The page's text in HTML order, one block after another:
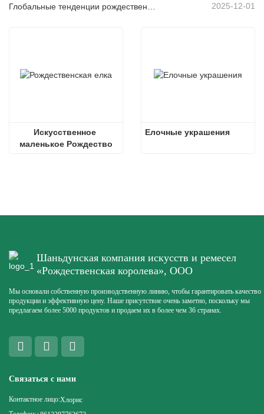
2025-12-01
Искусственное
маленькое Рождество
Елочные украшения
Шаньдунская компания искусств и ремесел
«Рождественская королева», ООО
Мы основали собственную производственную линию, чтобы гарантировать качество
продукции и эффективную цену. Наше присутствие очень заметно, поскольку мы
предлагаем более 5000 продуктов и продаем их в более чем 36 странах.
Связаться с нами
Контактное лицо:Хлорис